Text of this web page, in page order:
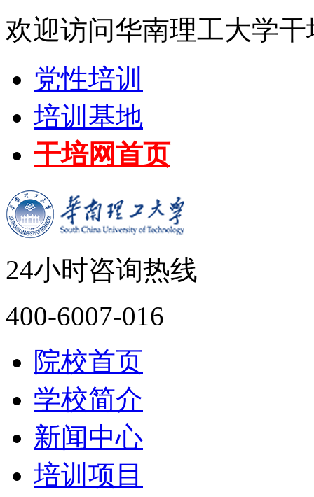
欢迎访问华南理工大学干
党性培训
培训基地
干培网首页
24小时咨询热线
400-6007-016
院校首页
学校简介
新闻中心
培训项目